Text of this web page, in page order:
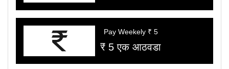
Pay Weekely ₹ 5
₹ 5 एक आठवडा